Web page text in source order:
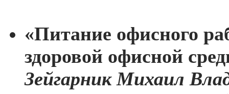
«Питание офисного
здоровой офисной
Зейгарник Михаил